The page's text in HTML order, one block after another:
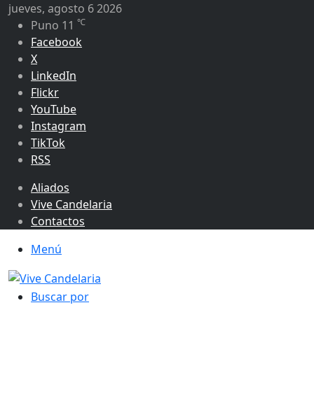
jueves, agosto 6 2026
Puno 11 ℃
Facebook
X
LinkedIn
Flickr
YouTube
Instagram
TikTok
RSS
Aliados
Vive Candelaria
Contactos
Menú
Buscar por